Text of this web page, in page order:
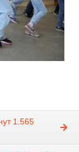
1.565